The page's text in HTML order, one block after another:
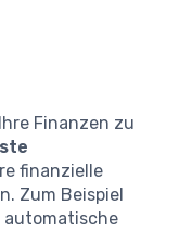
Finanzen zu
finanzielle
Zum Beispiel
automatische